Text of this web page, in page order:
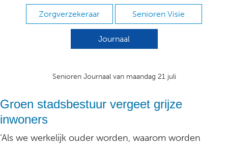
Zorgverzekeraar Senioren Visie
Journaal
Senioren Journaal van maandag 21 juli
Groen stadsbestuur vergeet grijze
inwoners
‘Als we werkelijk ouder worden, waarom worden